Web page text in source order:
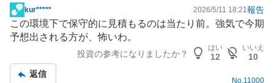
掲
示
板
kur***** 2026/5/11 18:21報告
この環境下で保守的に見積もるのは当たり前。強気で今期
予想出される方が、怖いわ。
投資の参考になりましたか？
はい
12
いいえ
10
返信
No. 11000